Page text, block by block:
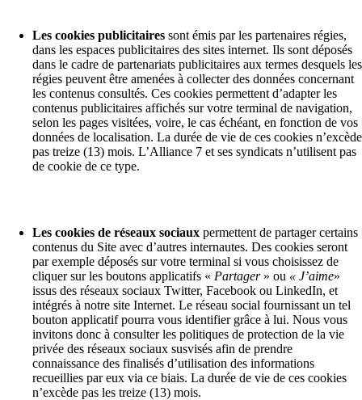
Les cookies publicitaires sont émis par les partenaires régies,
dans les espaces publicitaires des sites internet. Ils sont déposés
dans le cadre de partenariats publicitaires aux termes desquels les
régies peuvent être amenées à collecter des données concernant
les contenus consultés. Ces cookies permettent d’adapter les
contenus publicitaires affichés sur votre terminal de navigation,
selon les pages visitées, voire, le cas échéant, en fonction de vos
données de localisation. La durée de vie de ces cookies n’excède
pas treize (13) mois. L’Alliance 7 et ses syndicats n’utilisent pas
de cookie de ce type.
Les cookies de réseaux sociaux permettent de partager certains
contenus du Site avec d’autres internautes. Des cookies seront
par exemple déposés sur votre terminal si vous choisissez de
cliquer sur les boutons applicatifs « Partager » ou « J’aime»
issus des réseaux sociaux Twitter, Facebook ou LinkedIn, et
intégrés à notre site Internet. Le réseau social fournissant un tel
bouton applicatif pourra vous identifier grâce à lui. Nous vous
invitons donc à consulter les politiques de protection de la vie
privée des réseaux sociaux susvisés afin de prendre
connaissance des finalisés d’utilisation des informations
recueillies par eux via ce biais. La durée de vie de ces cookies
n’excède pas les treize (13) mois.